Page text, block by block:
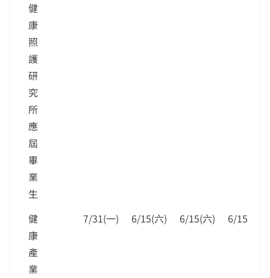
健
康
照
護
研
究
所
應
屆
畢
業
生
健
康
產
業
7/31(一) 6/15(六) 6/15(六) 6/15(六)